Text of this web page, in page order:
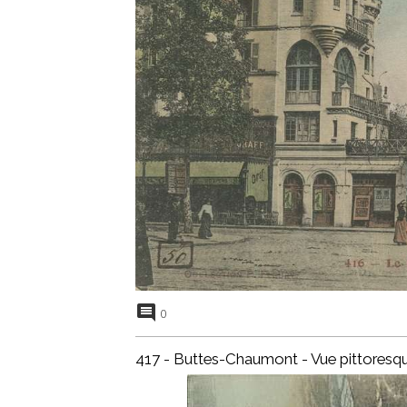
0
417 - Buttes-Chaumont - Vue